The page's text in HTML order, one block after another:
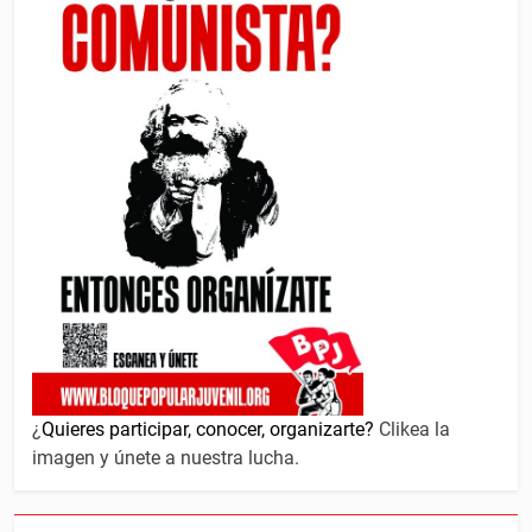
¿Quieres participar, conocer, organizarte? Clikea la
imagen y únete a nuestra lucha.